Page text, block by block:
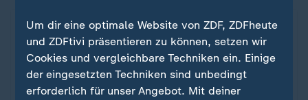
Orte im Gazastreifen
ZDFheute Infografik
Ein Klick für den Datenschutz
Um dir eine optimale Website von ZDF, ZDFheute
und ZDFtivi präsentieren zu können, setzen wir
Cookies und vergleichbare Techniken ein. Einige
der eingesetzten Techniken sind unbedingt
erforderlich für unser Angebot. Mit deiner